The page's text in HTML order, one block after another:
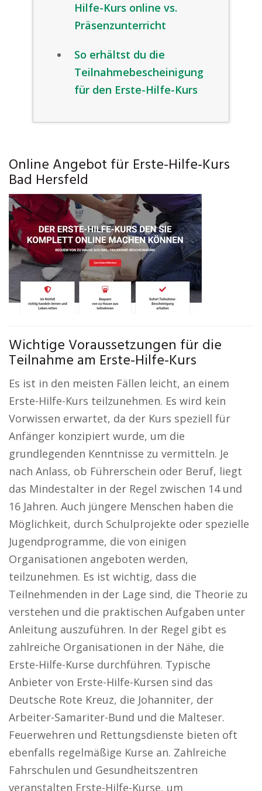
Hilfe-Kurs online vs.
Präsenzunterricht
So erhältst du die
Teilnahmebescheinigung
für den Erste-Hilfe-Kurs
Online Angebot für Erste-Hilfe-Kurs
Bad Hersfeld
Wichtige Voraussetzungen für die
Teilnahme am Erste-Hilfe-Kurs
Es ist in den meisten Fällen leicht, an einem
Erste-Hilfe-Kurs teilzunehmen. Es wird kein
Vorwissen erwartet, da der Kurs speziell für
Anfänger konzipiert wurde, um die
grundlegenden Kenntnisse zu vermitteln. Je
nach Anlass, ob Führerschein oder Beruf, liegt
das Mindestalter in der Regel zwischen 14 und
16 Jahren. Auch jüngere Menschen haben die
Möglichkeit, durch Schulprojekte oder spezielle
Jugendprogramme, die von einigen
Organisationen angeboten werden,
teilzunehmen. Es ist wichtig, dass die
Teilnehmenden in der Lage sind, die Theorie zu
verstehen und die praktischen Aufgaben unter
Anleitung auszuführen. In der Regel gibt es
zahlreiche Organisationen in der Nähe, die
Erste-Hilfe-Kurse durchführen. Typische
Anbieter von Erste-Hilfe-Kursen sind das
Deutsche Rote Kreuz, die Johanniter, der
Arbeiter-Samariter-Bund und die Malteser.
Feuerwehren und Rettungsdienste bieten oft
ebenfalls regelmäßige Kurse an. Zahlreiche
Fahrschulen und Gesundheitszentren
veranstalten Erste-Hilfe-Kurse, um